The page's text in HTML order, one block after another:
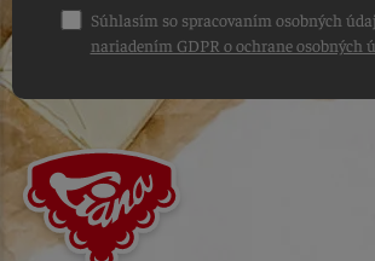
Súhlasím so spracovaním osobných
nariadením GDPR o ochrane osobných